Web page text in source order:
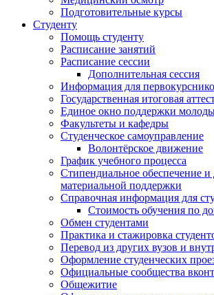
Подготовительные курсы
Студенту
Помощь студенту
Расписание занятий
Расписание сессии
Дополнительная сессия
Информация для
Государственная итоговая
Единое окно поддержки
Факультеты и кафедры
Студенческое самоуправление
Волонтёрское движение
График учебного процесса
Стипендиальное обеспечение
материальной поддержки
Справочная информация для
Cтоимость обучения по
Обмен студентами
Практика и стажировка
Перевод из других вузов и
Оформление студенческих
Официальные сообщества
Общежитие